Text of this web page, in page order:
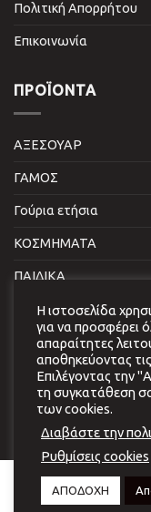
Πολιτική Απορρήτου
Επικοινωνία
ΠΡΟΪΌΝΤΑ
ΑΞΕΣΟΥΑΡ
ΓΑΜΟΣ
Γούρια ετήσια
ΚΟΣΜΗΜΑΤΑ
ΠΑΙΔΙΚΑ
ΣΠΙΤΙ & ΓΡΑΦΕΙΟ
NEWSLETTER
Εγγραφείτε στο
Copyright 2026 ©
Website
Η ιστοσελίδα
για να προσφέρει
απαραίτητες
αποθηκεύοντας
Επιλέγοντας την
τη συγκατάθεση
των cookies.
Διαβάστε την
Ρυθμίσεις cookies
ΑΠΟΔΟΧΗ